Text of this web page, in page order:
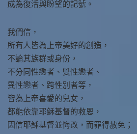
成為復活與盼望的記號。
我們信，
所有人皆為上帝美好的創造，
不論其族群或身份，
不分同性戀者、雙性戀者、
異性戀者、跨性別者等，
皆為上帝喜愛的兒女，
都能依靠耶穌基督的救恩，
因信耶穌基督並悔改，而罪得赦免；